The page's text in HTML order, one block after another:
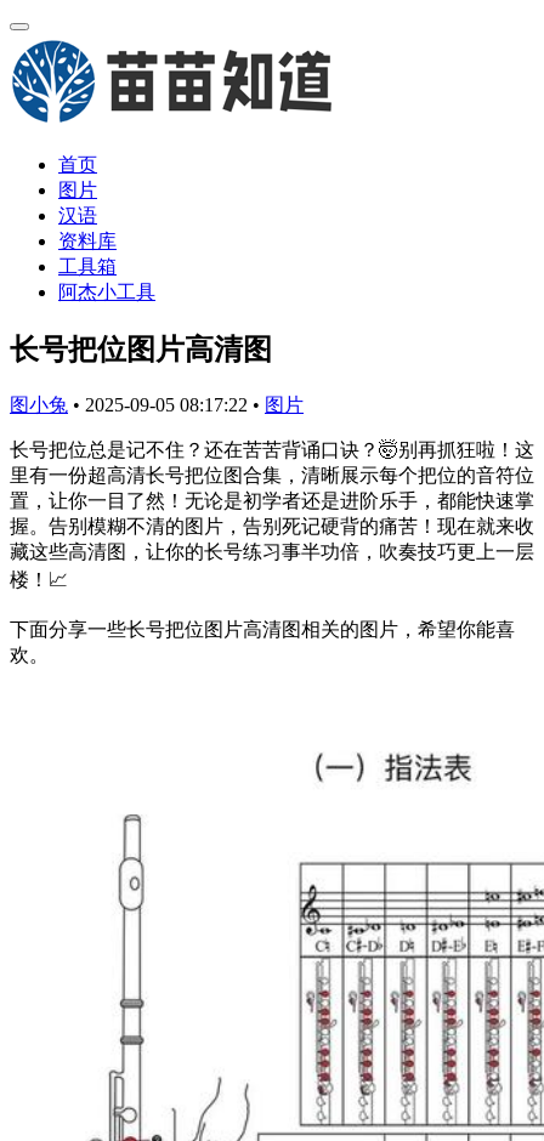
首页
图片
汉语
资料库
工具箱
阿杰小工具
长号把位图片高清图
图小兔 • 2025-09-05 08:17:22 • 图片
长号把位总是记不住？还在苦苦背诵口诀？🤯别再抓狂啦！这
里有一份超高清长号把位图合集，清晰展示每个把位的音符位
置，让你一目了然！无论是初学者还是进阶乐手，都能快速掌
握。告别模糊不清的图片，告别死记硬背的痛苦！现在就来收
藏这些高清图，让你的长号练习事半功倍，吹奏技巧更上一层
楼！📈
下面分享一些长号把位图片高清图相关的图片，希望你能喜
欢。